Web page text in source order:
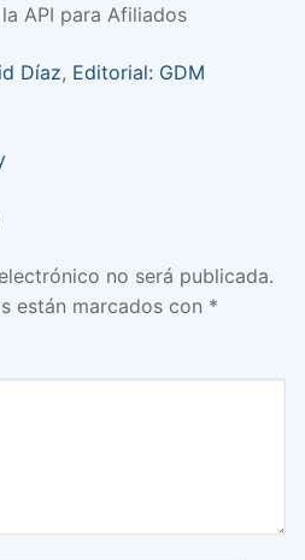
API para Afiliados
Díaz, Editorial: GDM
no será publicada.
están marcados con *